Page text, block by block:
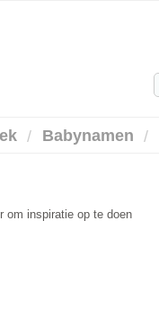
Babynamen
om inspiratie op te doen